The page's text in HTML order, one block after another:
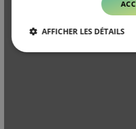
AFFICHER LES DÉTAILS